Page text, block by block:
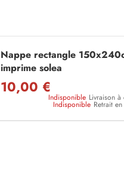
Nappe rectangle
imprime solea
10,00 €
Indisponible Livraison
Indisponible Retrait